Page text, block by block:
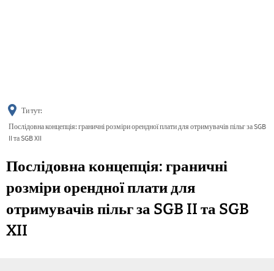
Ти тут:
Послідовна концепція: граничні розміри орендної плати для отримувачів пільг за SGB
II та SGB XII
Послідовна концепція: граничні
розміри орендної плати для
отримувачів пільг за SGB II та SGB
XII